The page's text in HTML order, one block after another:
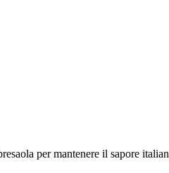
per mantenere il sapore